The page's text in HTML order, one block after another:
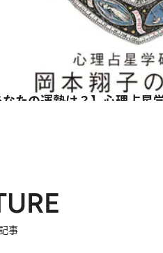
たの運勢は？】心理占星
事